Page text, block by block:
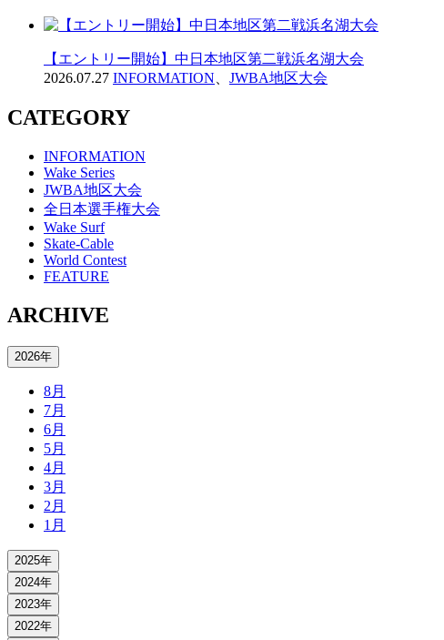
【エントリー開始】中日本地区第二戦浜名湖大会
2026.07.27 INFORMATION JWBA地区大会
CATEGORY
INFORMATION
Wake Series
JWBA地区大会
全日本選手権大会
Wake Surf
Skate-Cable
World Contest
FEATURE
ARCHIVE
2026年
8月
7月
6月
5月
4月
3月
2月
1月
2025年
2024年
2023年
2022年